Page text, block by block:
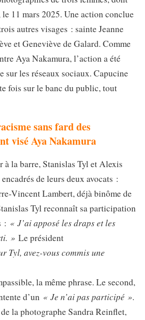
11 mars 2025. Une action conclue
autres visages : sainte Jeanne
et Geneviève de Galard. Comme
Aya Nakamura, l’action a été
sur les réseaux sociaux. Capucine
fois sur le banc du public, tout
sans fard des
visé Aya Nakamura
la barre, Stanislas Tyl et Alexis
de leurs deux avocats :
Vincent Lambert, déjà binôme de
Tyl reconnaît sa participation
: « J’ai apposé les draps et les
» Le président
Tyl, avez-vous commis une
la même phrase. Le second,
d’un « Je n’ai pas participé ».
la photographe Sandra Reinflet,